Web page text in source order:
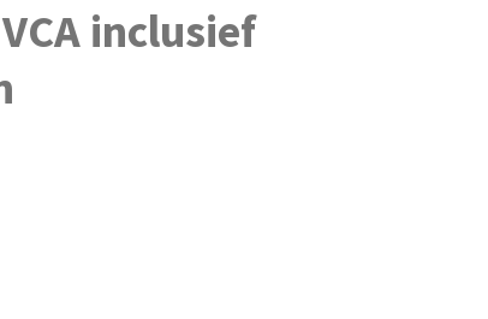
inclusief